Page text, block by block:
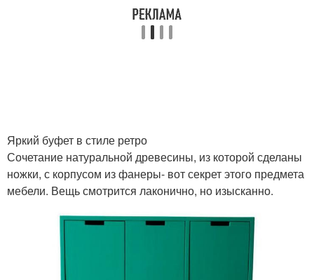
Яркий буфет в стиле ретро
Сочетание натуральной древесины, из которой сделаны
ножки, с корпусом из фанеры- вот секрет этого предмета
мебели. Вещь смотрится лаконично, но изысканно.